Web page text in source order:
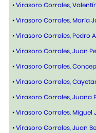
•Virasoro Corrales,
•Virasoro Corrales, María
•Virasoro Corrales, Pedro
•Virasoro Corrales, Juan
•Virasoro Corrales,
•Virasoro Corrales,
•Virasoro Corrales, Juana
•Virasoro Corrales, Miguel
•Virasoro Corrales, Juan